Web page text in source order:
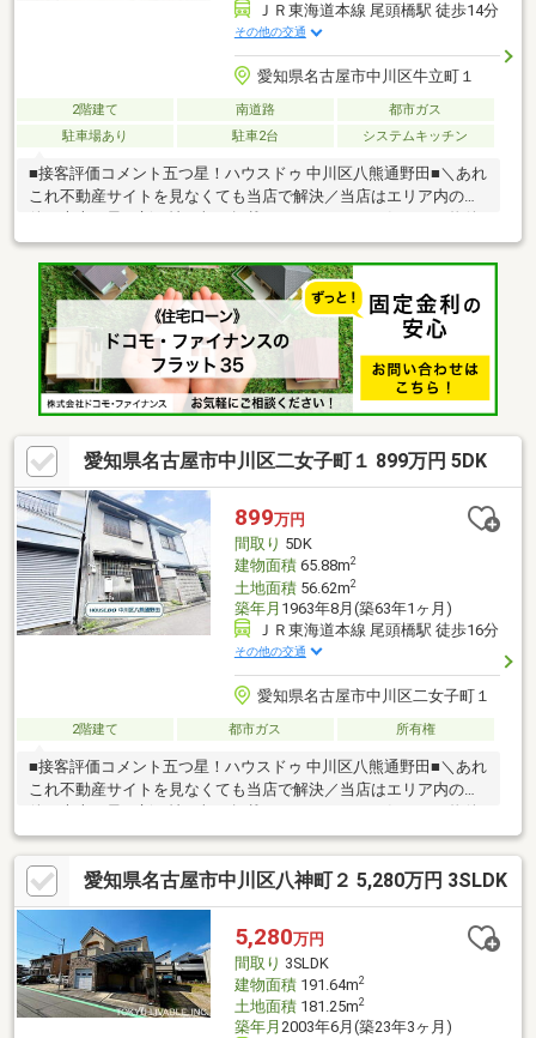
ＪＲ東海道本線 尾頭橋駅 徒歩14分
その他の交通
愛知県名古屋市中川区牛立町１
2階建て 南道路
都市ガス
駐車場あり
駐車2台 システムキッチン
■接客評価コメント五つ星！ハウスドゥ 中川区八熊通野田■＼あれ
これ不動産サイトを見なくても当店で解決／当店はエリア内の物
もご相談ください。◆八幡小学校/八幡中学校◆全居室収納付き
◆周辺環境充実◎◆駐車スペース 2台※写真をクリックすると、
詳細をご覧いただけます。＝＝＝＝＝＝＝＝＝＝＝＝＝＝＝＝＝
＝＝＝＝＝＝＝＝《平日もご案内可能！》百聞は一見学にしか
ず。見るだけOK、聞くだけOK！事前にご予約いただくと、スム
ーズにご見学いただけます。＝＝＝＝＝＝＝＝＝＝＝＝＝＝＝＝
＝＝＝＝＝＝＝＝＝
愛知県名古屋市中川区二女子町１ 899万円 5DK
899万円
間取り 5DK
建物面積65.88m2
土地面積56.62m2
築年月 1963年8月(築63年1ヶ月)
ＪＲ東海道本線 尾頭橋駅 徒歩16分
その他の交通
愛知県名古屋市中川区二女子町１
2階建て 都市ガス 所有権
■接客評価コメント五つ星！ハウスドゥ 中川区八熊通野田■＼あれ
これ不動産サイトを見なくても当店で解決／当店はエリア内の物
もご相談ください。◆八幡小学校/八幡中学校◆現況空室！◆ス
ーパーまで徒歩6分◎バス停まで徒歩2分◎◆日当たり良好※写真
をクリックすると、詳細をご覧いただけます。＝＝＝＝＝＝＝＝
＝＝＝＝＝＝＝＝＝＝＝＝＝＝＝＝＝《失敗しない住宅ローン選
び！》豊富な銀行金利情報を持っていますので、お客様の安心ゆ
とりのある資金計画をご提案できます。＝＝＝＝＝＝＝＝＝＝＝
＝＝＝＝＝＝＝＝＝＝＝＝＝＝
愛知県名古屋市中川区八神町２ 5,280万円 3SLDK
5,280万円
間取り 3SLDK
建物面積191.64m2
土地面積181.25m2
築年月 2003年6月(築23年3ヶ月)